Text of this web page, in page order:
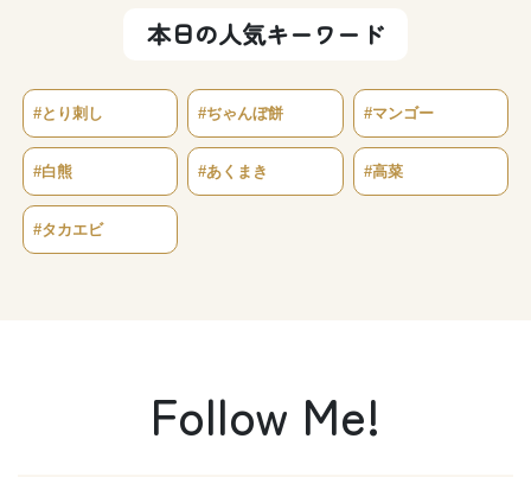
本日の人気キーワード
#とり刺し #ぢゃんぼ餅 #マンゴー
#白熊 #あくまき #高菜
#タカエビ
Follow Me!